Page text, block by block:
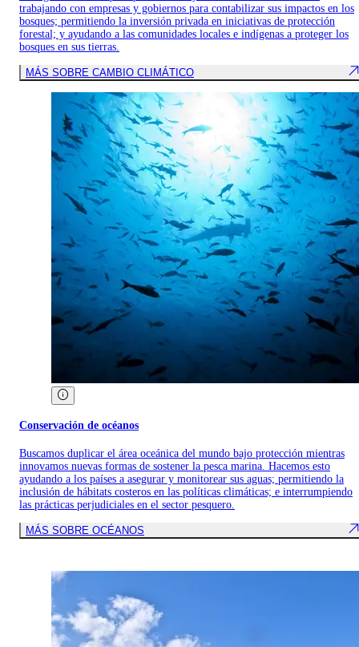
trabajando con empresas y gobiernos para contabilizar sus impactos en los
bosques; permitiendo la inversión privada en iniciativas de protección
forestal; y ayudando a las comunidades locales e indígenas a proteger los
bosques en sus tierras.
MÁS SOBRE CAMBIO CLIMÁTICO
Conservación de océanos
Buscamos duplicar el área oceánica del mundo bajo protección mientras
innovamos nuevas formas de sostener la pesca marina. Hacemos esto
ayudando a los países a asegurar y monitorear sus aguas; permitiendo la
inclusión de hábitats costeros en las políticas climáticas; e interrumpiendo
las prácticas perjudiciales en el sector pesquero.
MÁS SOBRE OCÉANOS